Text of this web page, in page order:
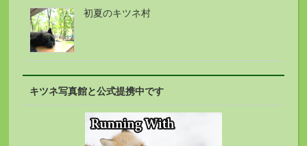
初夏のキツネ村
キツネ写真館と公式提携中です